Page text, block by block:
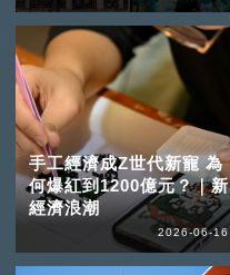
手工經濟成Z世代新寵 為
何爆紅到1200億元？｜新
經濟浪潮
2026-06-16